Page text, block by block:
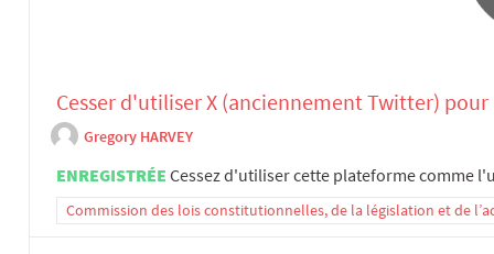
Cesser d'utiliser X (anciennement Twitter)
Gregory HARVEY
ENREGISTRÉE Cessez d'utiliser cette plateforme comme
Commission des lois constitutionnelles, de la législation et de